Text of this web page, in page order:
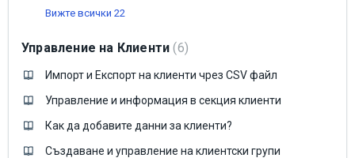
Вижте всички 22
Управление на Клиенти 6
Импорт и Експорт на клиенти чрез CSV файл
Управление и информация в секция клиенти
Как да добавите данни за клиенти?
Създаване и управление на клиентски групи